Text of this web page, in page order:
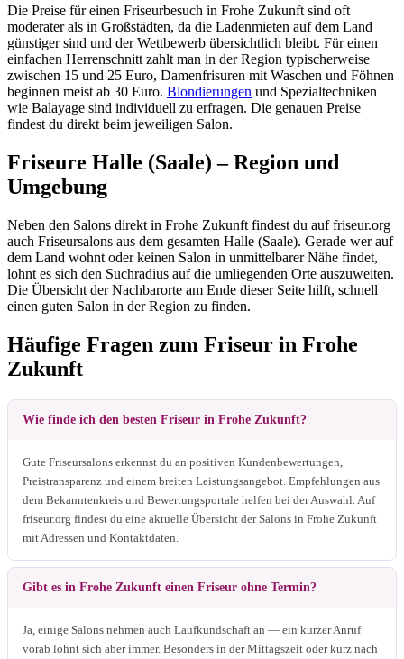
Die Preise für einen Friseurbesuch in Frohe Zukunft sind oft
moderater als in Großstädten, da die Ladenmieten auf dem Land
günstiger sind und der Wettbewerb übersichtlich bleibt. Für einen
einfachen Herrenschnitt zahlt man in der Region typischerweise
zwischen 15 und 25 Euro, Damenfrisuren mit Waschen und Föhnen
beginnen meist ab 30 Euro. Blondierungen und Spezialtechniken
wie Balayage sind individuell zu erfragen. Die genauen Preise
findest du direkt beim jeweiligen Salon.
Friseure Halle (Saale) – Region und
Umgebung
Neben den Salons direkt in Frohe Zukunft findest du auf friseur.org
auch Friseursalons aus dem gesamten Halle (Saale). Gerade wer auf
dem Land wohnt oder keinen Salon in unmittelbarer Nähe findet,
lohnt es sich den Suchradius auf die umliegenden Orte auszuweiten.
Die Übersicht der Nachbarorte am Ende dieser Seite hilft, schnell
einen guten Salon in der Region zu finden.
Häufige Fragen zum Friseur in Frohe
Zukunft
Wie finde ich den besten Friseur in Frohe Zukunft?
Gute Friseursalons erkennst du an positiven Kundenbewertungen,
Preistransparenz und einem breiten Leistungsangebot. Empfehlungen aus
dem Bekanntenkreis und Bewertungsportale helfen bei der Auswahl. Auf
friseur.org findest du eine aktuelle Übersicht der Salons in Frohe Zukunft
mit Adressen und Kontaktdaten.
Gibt es in Frohe Zukunft einen Friseur ohne Termin?
Ja, einige Salons nehmen auch Laufkundschaft an — ein kurzer Anruf
vorab lohnt sich aber immer. Besonders in der Mittagszeit oder kurz nach